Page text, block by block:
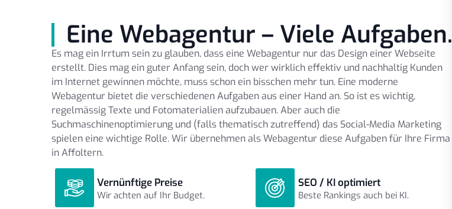
Eine Webagentur – Viele Aufgaben.
Es mag ein Irrtum sein zu glauben, dass eine Webagentur nur das Design einer Webseite
erstellt. Dies mag ein guter Anfang sein, doch wer wirklich effektiv und nachhaltig Kunden
im Internet gewinnen möchte, muss schon ein bisschen mehr tun. Eine moderne
Webagentur bietet die verschiedenen Aufgaben aus einer Hand an. So ist es wichtig,
regelmässig Texte und Fotomaterialien aufzubauen. Aber auch die
Suchmaschinenoptimierung und (falls thematisch zutreffend) das Social-Media Marketing
spielen eine wichtige Rolle. Wir übernehmen als Webagentur diese Aufgaben für Ihre Firma
in Affoltern.
Vernünftige Preise
Wir achten auf Ihr Budget.
SEO / KI optimiert
Beste Rankings auch bei KI.